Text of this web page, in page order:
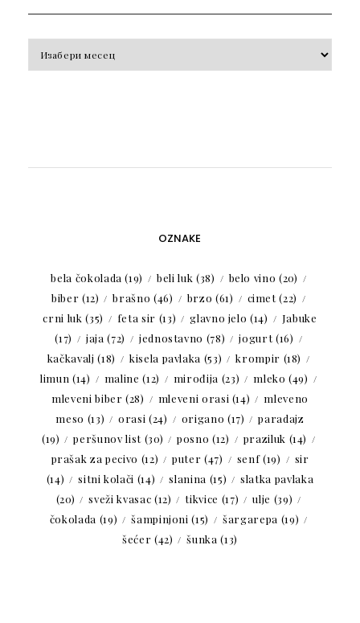
OZNAKE
bela čokolada (19) beli luk (38) belo vino (20)
biber (12) brašno (46) brzo (61) cimet(22)
crni luk (35) feta sir (13) glavno jelo (14)
Jabuke
(17)
jaja (72) jednostavno (78) jogurt(16)
kačkavalj (18) kisela pavlaka (53) krompir (18)
limun (14) maline (12) mirođija (23) mleko (49)
mleveni biber (28) mleveni orasi (14)
mleveno
meso (13) orasi (24) origano (17)
paradajz
(19)
peršunov list(30) posno (12) praziluk (14)
prašak za pecivo (12) puter (47) senf(19)
sir
(14)
sitni kolači (14) slanina (15)
slatka pavlaka
(20)
sveži kvasac (12) tikvice (17) ulje (39)
čokolada (19) šampinjoni (15) šargarepa (19)
šećer (42) šunka (13)